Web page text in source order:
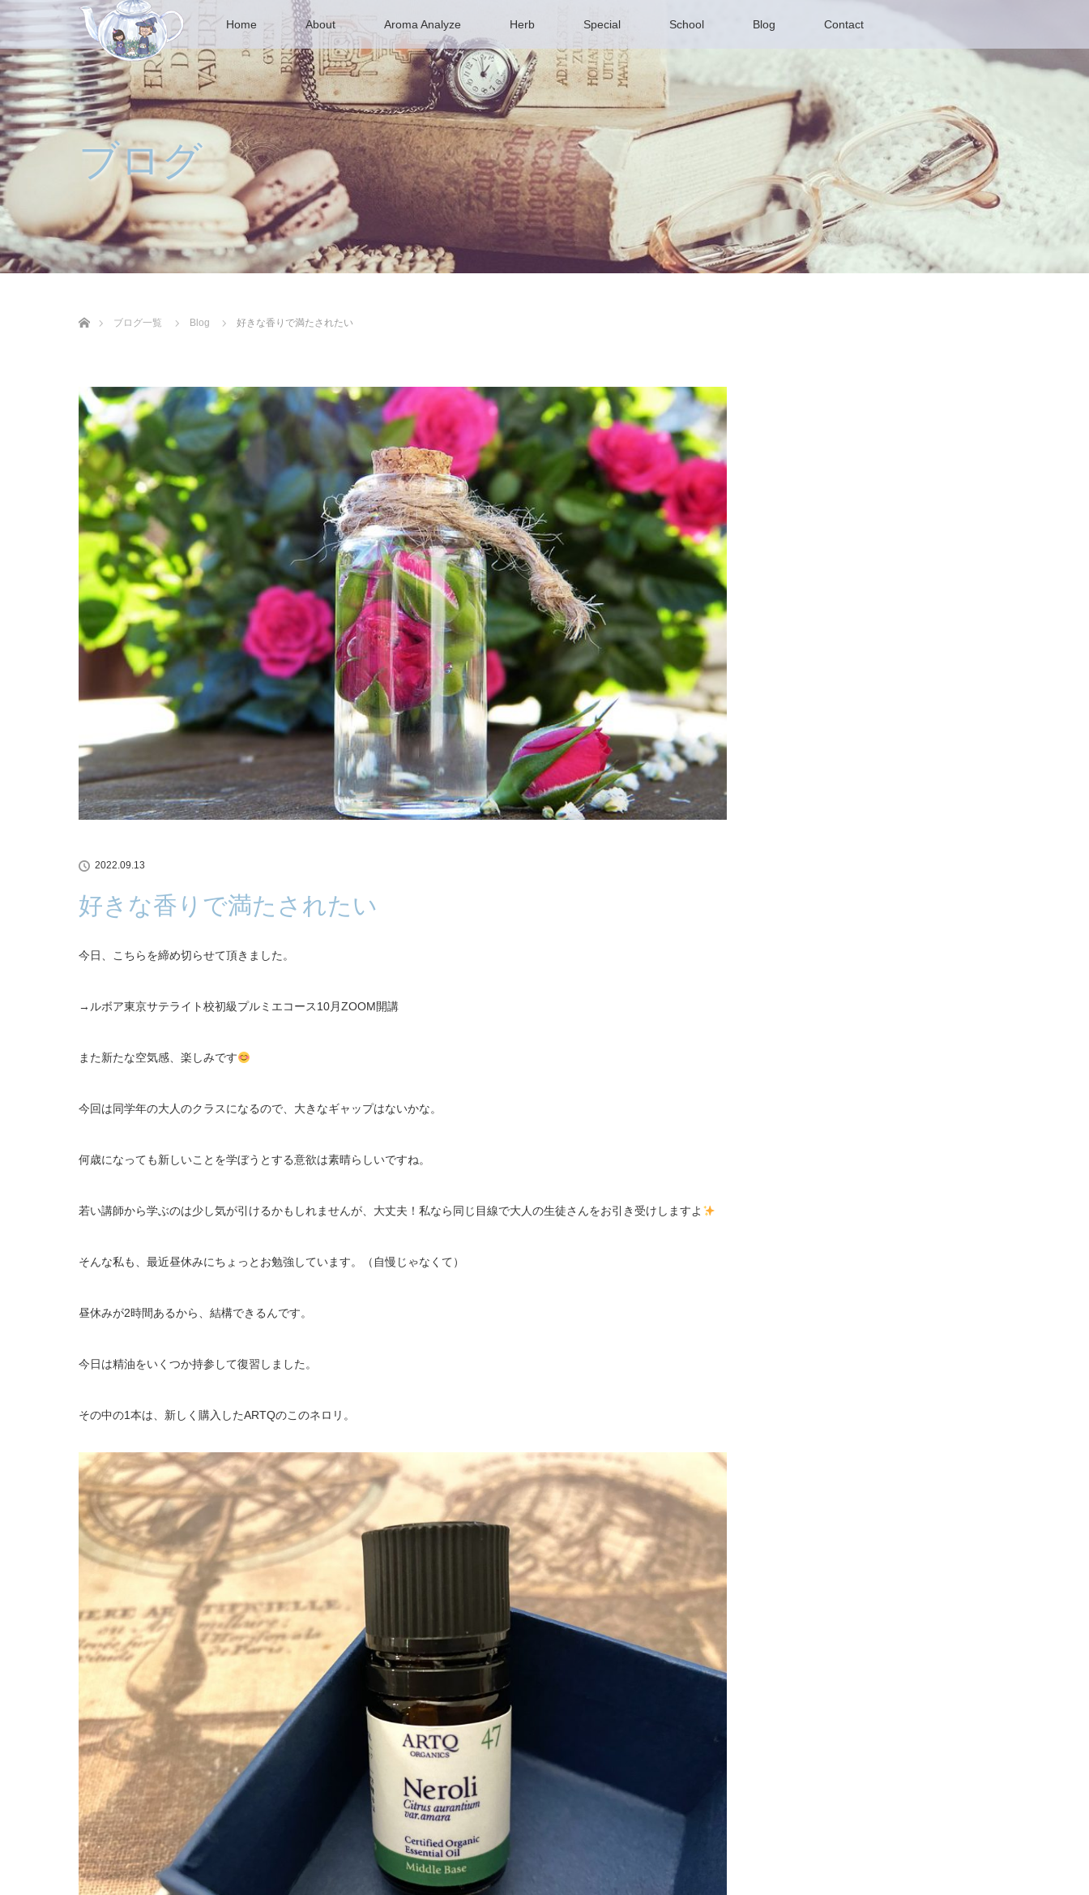
Home About Aroma Analyze Herb Special School Blog Contact
ブログ
ブログ一覧
Blog 好きな香りで満たされたい
2022.09.13
好きな香りで満たされたい
今日、こちらを締め切らせて頂きました。
→ルボア東京サテライト校初級プルミエコース10月ZOOM開講
また新たな空気感、楽しみです
今回は同学年の大人のクラスになるので、大きなギャップはないかな。
何歳になっても新しいことを学ぼうとする意欲は素晴らしいですね。
若い講師から学ぶのは少し気が引けるかもしれませんが、大丈夫！私なら同じ目線で大人の生徒さんをお引き受けしますよ
そんな私も、最近昼休みにちょっとお勉強しています。（自慢じゃなくて）
昼休みが2時間あるから、結構できるんです。
今日は精油をいくつか持参して復習しました。
その中の1本は、新しく購入したARTQのこのネロリ。